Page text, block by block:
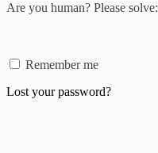
Are you human? Please solve:
Remember me
Lost your password?